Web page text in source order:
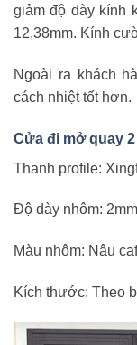
giảm độ dày kính
12,38mm. Kính
Ngoài ra khách
cách nhiệt tốt hơn.
Cửa đi mở quay
Thanh profile:
Độ dày nhôm: 2mm
Màu nhôm: Nâu
Kích thước: Theo